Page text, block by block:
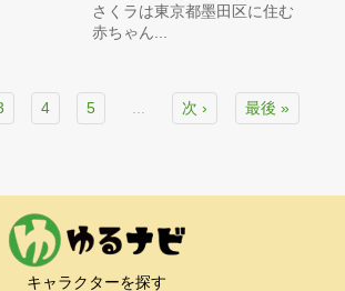
さくラは東京都墨田区に住む
赤ちゃん...
4 5 ... 次 › 最後 »
キャラクターを探す